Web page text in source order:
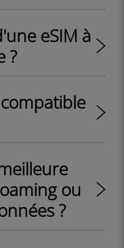
eSIM à
?
compatible
ou
?